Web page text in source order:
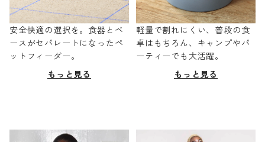
安全快適の選択を。食器とベ
ースがセパレートになったペ
ットフィーダー。
もっと見る
軽量で割れにくい、普段の食
卓はもちろん、キャンプやパ
ーティーでも大活躍。
もっと見る